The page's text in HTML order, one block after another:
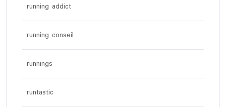
running addict
running conseil
runnings
runtastic